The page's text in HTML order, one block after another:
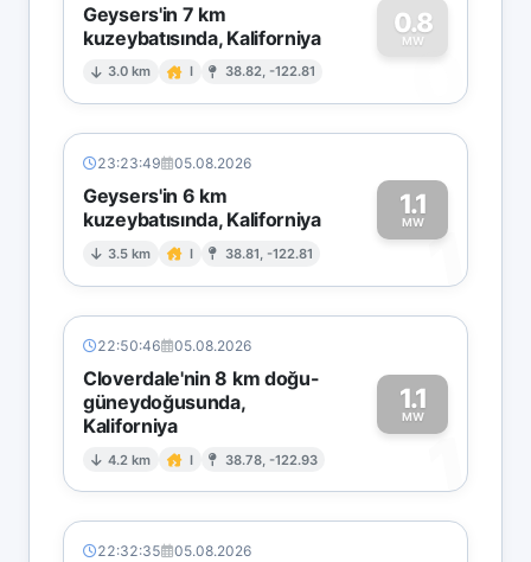
Geysers'in 7 km
kuzeybatısında, Kaliforniya
3.0 km I 38.82, -122.81
0.8
MW
0
23:23:49 05.08.2026
Geysers'in 6 km
kuzeybatısında, Kaliforniya
3.5 km I 38.81, -122.81
1.1
MW1
22:50:46 05.08.2026
Cloverdale'nin 8 km doğu-
güneydoğusunda,
Kaliforniya
4.2 km I 38.78, -122.93
1.1
MW
1
22:32:35 05.08.2026